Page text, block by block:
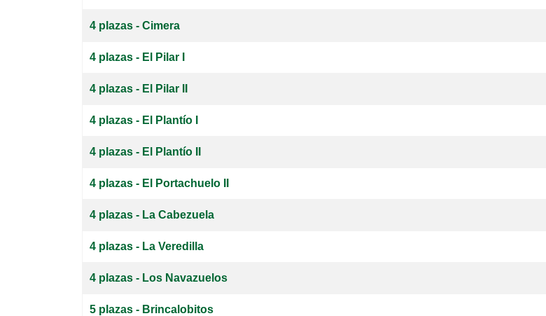
4 plazas - Cimera
4 plazas - El Pilar I
4 plazas - El Pilar II
4 plazas - El Plantío I
4 plazas - El Plantío II
4 plazas - El Portachuelo II
4 plazas - La Cabezuela
4 plazas - La Veredilla
4 plazas - Los Navazuelos
5 plazas - Brincalobitos